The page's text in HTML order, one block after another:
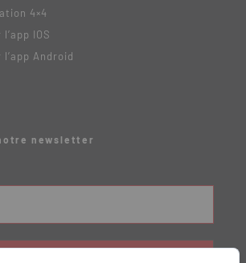
4×4
IOS
Android
newsletter